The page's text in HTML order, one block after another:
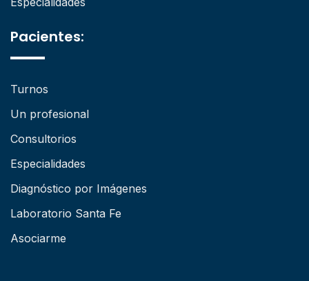
Pacientes:
Turnos
Un profesional
Consultorios
Especialidades
Diagnóstico por Imágenes
Laboratorio Santa Fe
Asociarme